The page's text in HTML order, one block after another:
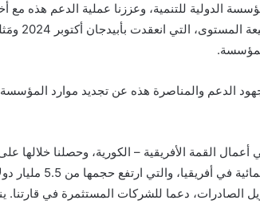
الدولية للتنمية، وعززنا عملية الدعم هذه مع
القمة الأفريقية – الكورية، وحصلنا خلالها
الصادرات، دعما للشركات المستثمرة في